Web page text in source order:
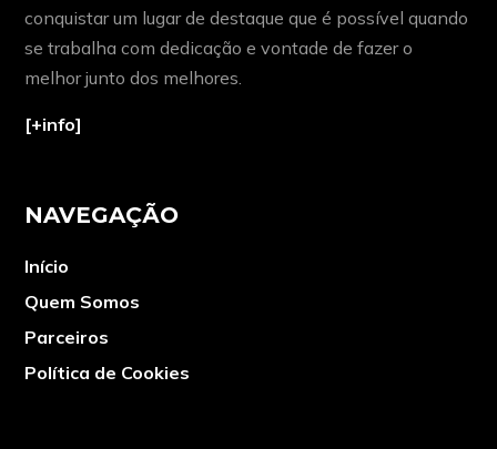
conquistar um lugar de destaque que é possível quando
se trabalha com dedicação e vontade de fazer o
melhor junto dos melhores.
[+info]
NAVEGAÇÃO
Início
Quem Somos
Parceiros
Política de Cookies